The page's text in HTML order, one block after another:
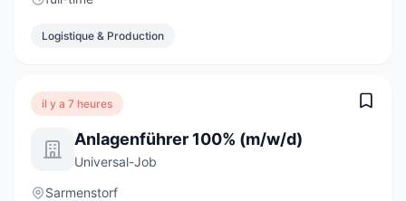
Logistique & Production
il y a 7 heures
Anlagenführer 100% (m/w/d)
Universal-Job
Sarmenstorf